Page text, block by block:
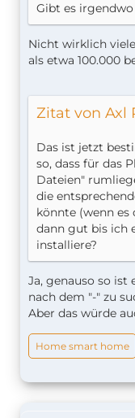
Gibt es
Nicht wirklich
als etwa 100.000
Zitat von Axl
Das ist jetzt
so, dass für das
Dateien"
die
könnte (wenn es
dann gut bis ich
installiere?
Ja, genauso so ist
nach dem "-" zu
Aber das würde
Home smart home